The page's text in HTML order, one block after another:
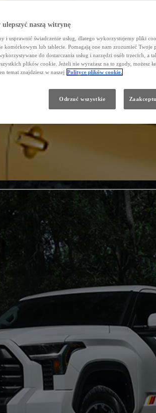
naszą witrynę
i usprawnić świadczenie usług, dlatego wykorzystujemy pliki
komórkowym lub tablecie. Pomagają one nam zrozumieć Twoje
do dostarczania usług i narzędzi osób trzecich, a
plików cookie. Jeżeli nie wyrażasz na to zgody, możesz
temat znajdziesz w naszej Polityce plików cookie.
Odrzuć wszystkie